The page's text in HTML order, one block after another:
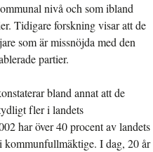
nivå och som ibland
Tidigare forskning visar att de
som är missnöjda med den
partier.
bland annat att de
fler i landets
har över 40 procent av landets
I dag, 20 år